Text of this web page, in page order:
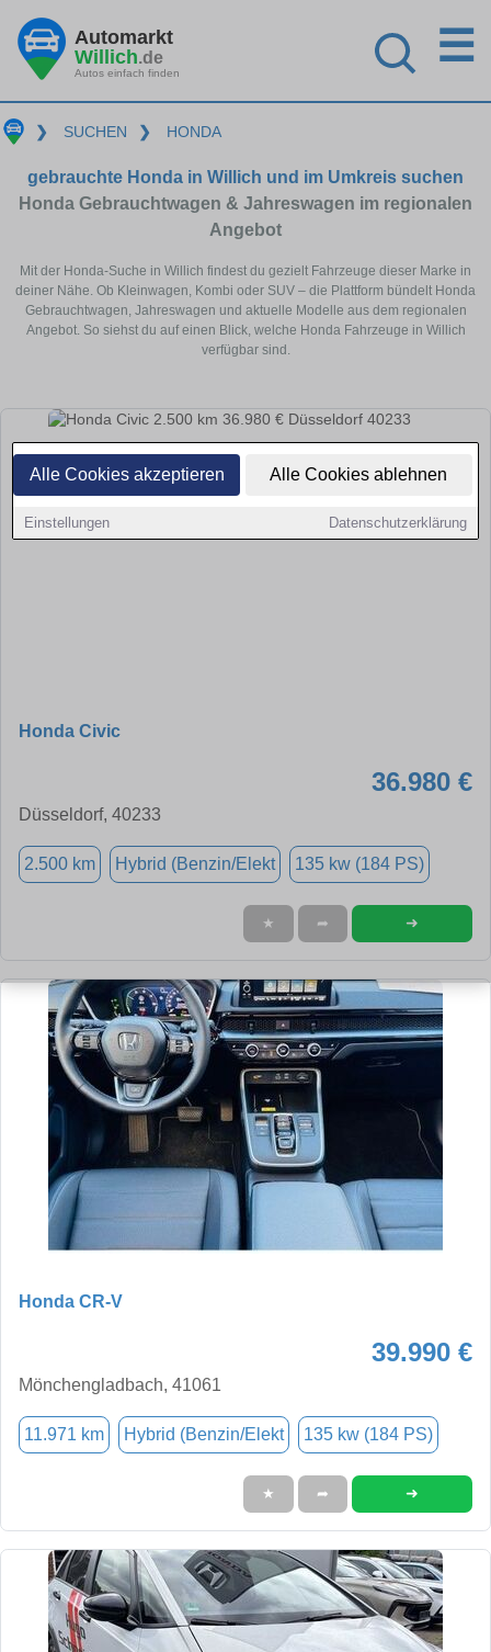
Alle Cookies akzeptieren Alle Cookies ablehnen
Einstellungen Datenschutzerklärung
Automarkt
Willich.de
Autos einfach finden
☰
❯ SUCHEN ❯ HONDA
gebrauchte Honda in Willich und im Umkreis suchen
Honda Gebrauchtwagen & Jahreswagen im regionalen
Angebot
Mit der Honda-Suche in Willich findest du gezielt Fahrzeuge dieser Marke in
deiner Nähe. Ob Kleinwagen, Kombi oder SUV – die Plattform bündelt Honda
Gebrauchtwagen, Jahreswagen und aktuelle Modelle aus dem regionalen
Angebot. So siehst du auf einen Blick, welche Honda Fahrzeuge in Willich
verfügbar sind.
Honda Civic
36.980 €
Düsseldorf, 40233
2.500 km Hybrid (Benzin/Elekt 135 kw (184 PS)
★ ➦ ➜
Honda CR-V
39.990 €
Mönchengladbach, 41061
11.971 km Hybrid (Benzin/Elekt 135 kw (184 PS)
★ ➦ ➜